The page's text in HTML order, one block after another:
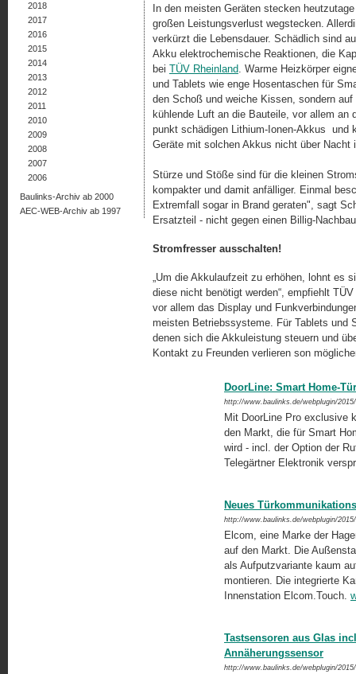
In den meisten Geräten stecken
großen Leistungsverlust wegstecken.
verkürzt die Lebensdauer. Schädlich sind
Akku elektrochemische Reaktionen, die
bei TÜV Rheinland . Warme Heizkörper
und Tablets wie enge Hosentaschen für
den Schoß und weiche Kissen, sondern
kühlende Luft an die Bauteile, vor allem an
punkt schädigen Lithium-Ionen-Akkus und
Geräte mit solchen Akkus nicht über Nacht
Stürze und Stöße sind für die kleinen
kompakter und damit anfälliger. Einmal
Extremfall sogar in Brand geraten", sagt
Ersatzteil - nicht gegen einen Billig-
Stromfresser ausschalten!
„Um die Akkulaufzeit zu erhöhen, lohnt es
diese nicht benötigt werden“, empfiehlt
vor allem das Display und
meisten Betriebssysteme. Für Tablets und
denen sich die Akkuleistung steuern und
Kontakt zu Freunden verlieren son
DoorLine: Smart Home-
http://www.baulinks.de/webplugin/
Mit DoorLine Pro exclusive
den Markt, die für Smart
wird - incl. der Option der
Telegärtner Elektronik
Neues
http://www.baulinks.de/webplugin/
Elcom, eine Marke der
auf den Markt. Die
als Aufputzvariante kaum
montieren. Die integrierte
Innenstation Elcom.Touch.
Tastsensoren aus Glas
Annäherungssensor
http://www.baulinks.de/webplugin/
2018
2017
2016
2015
2014
2013
2012
2011
2010
2009
2008
2007
2006
Baulinks-Archiv ab 2000
AEC-WEB-Archiv ab 1997